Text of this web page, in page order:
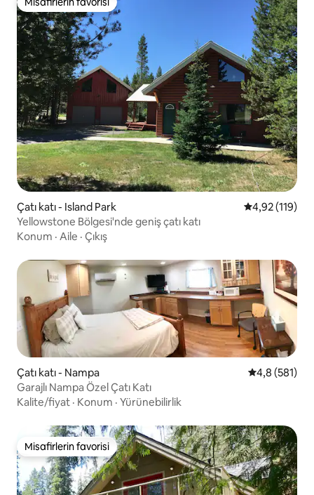
Misafirlerin favorisi
Çatı katı - Island Park 5 üzerinden
4,92 (119)
Yellowstone Bölgesi'nde geniş çatı katı
Konum · Aile · Çıkış
Çatı katı - Nampa 5 üzerinden
4,8 (581)
Garajlı Nampa Özel Çatı Katı
Kalite/fiyat · Konum · Yürünebilirlik
Misafirlerin favorisi
Misafirlerin favorisi